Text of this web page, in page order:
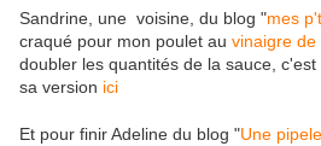
Sandrine, une voisine, du blog "mes
craqué pour mon poulet au vinaigre de
doubler les quantités de la sauce,
sa version ici
Et pour finir Adeline du blog "Une